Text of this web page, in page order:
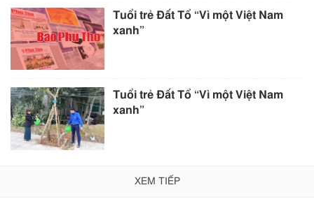
Tuổi trẻ Đất Tổ “Vì một Việt Nam
xanh”
Tuổi trẻ Đất Tổ “Vì một Việt Nam
xanh”
XEM TIẾP